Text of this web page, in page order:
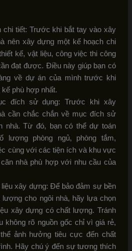
chi tiết: Trước khi bắt tay vào xây
nên xây dựng một kế hoạch chi
kế, vật liệu, công việc thi công
đạt được. Điều này giúp bạn có
về dự án của mình trước khi
phù hợp nhất.
đích sử dụng: Trước khi xây
cần chắc chắn về mục đích sử
nhà. Từ đó, bạn có thể dự toán
lượng phòng ngủ, phòng tắm,
cùng với các tiện ích và khu vực
nhà phù hợp với nhu cầu của
xây dựng: Để bảo đảm sự bền
cho ngôi nhà, hãy lựa chọn
xây dựng có chất lượng. Tránh
không rõ nguồn gốc chỉ vì giá rẻ,
ảnh hưởng tiêu cực đến chất
Hãy chú ý đến sự tương thích